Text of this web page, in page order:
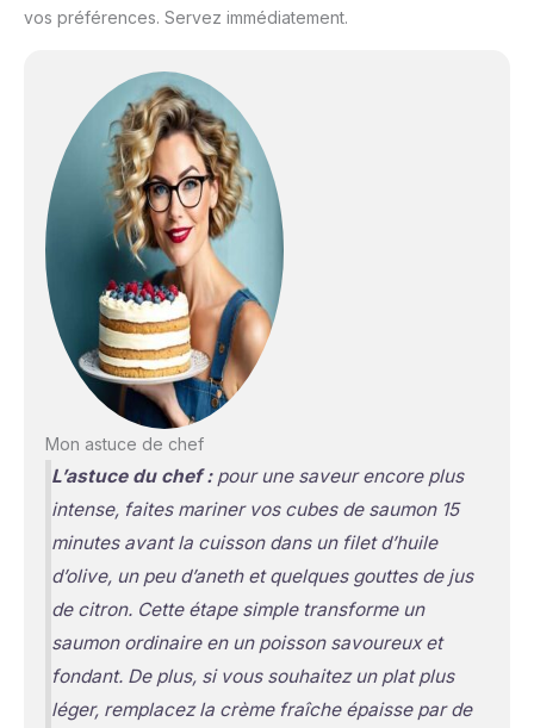
vos préférences. Servez immédiatement.
Mon astuce de chef
L’astuce du chef :pour une saveur encore plus
intense, faites mariner vos cubes de saumon 15
minutes avant la cuisson dans un filet d’huile
d’olive, un peu d’aneth et quelques gouttes de jus
de citron. Cette étape simple transforme un
saumon ordinaire en un poisson savoureux et
fondant. De plus, si vous souhaitez un plat plus
léger, remplacez la crème fraîche épaisse par de